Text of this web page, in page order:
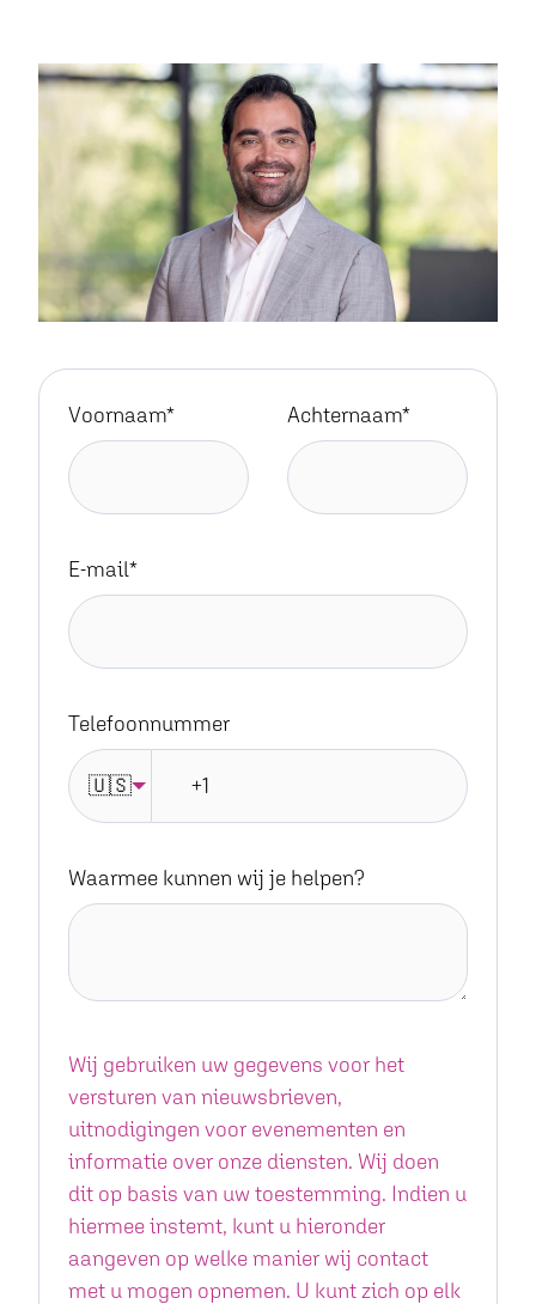
Voornaam* Achternaam*
E-mail*
Telefoonnummer
🇺🇸
Waarmee kunnen wij je helpen?
Wij gebruiken uw gegevens voor het
versturen van nieuwsbrieven,
uitnodigingen voor evenementen en
informatie over onze diensten. Wij doen
dit op basis van uw toestemming. Indien u
hiermee instemt, kunt u hieronder
aangeven op welke manier wij contact
met u mogen opnemen. U kunt zich op elk